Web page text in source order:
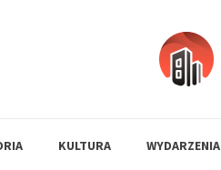
KULTURA WYDARZENIA